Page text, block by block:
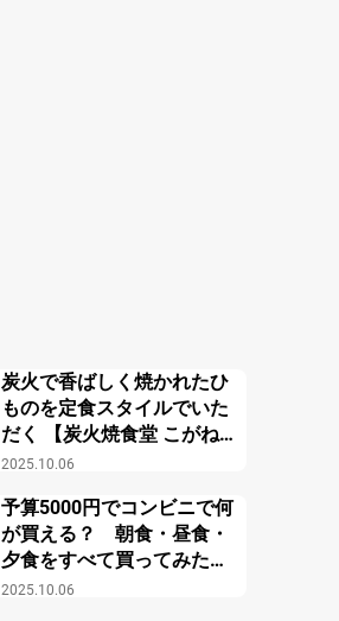
2025.10.06
炭火で香ばしく焼かれたひ
ものを定食スタイルでいた
だく 【炭火焼食堂 こがね
屋】
2025.10.06
予算5000円でコンビニで何
が買える？ 朝食・昼食・
夕食をすべて買ってみた結
果？